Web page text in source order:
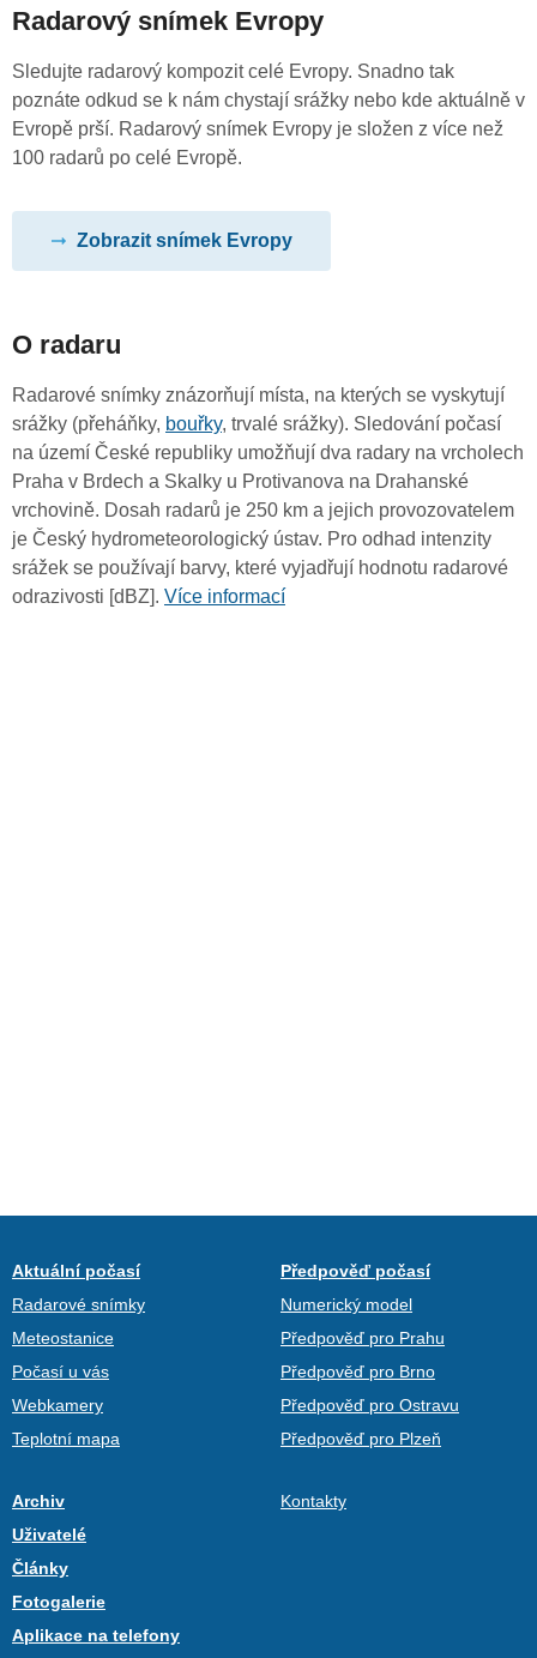
Radarový snímek Evropy
Sledujte radarový kompozit celé Evropy. Snadno tak
poznáte odkud se k nám chystají srážky nebo kde aktuálně v
Evropě prší. Radarový snímek Evropy je složen z více než
100 radarů po celé Evropě.
Zobrazit snímek Evropy
O radaru
Radarové snímky znázorňují místa, na kterých se vyskytují
srážky (přeháňky, bouřky, trvalé srážky). Sledování počasí
na území České republiky umožňují dva radary na vrcholech
Praha v Brdech a Skalky u Protivanova na Drahanské
vrchovině. Dosah radarů je 250 km a jejich provozovatelem
je Český hydrometeorologický ústav. Pro odhad intenzity
srážek se používají barvy, které vyjadřují hodnotu radarové
odrazivosti [dBZ]. Více informací
Aktuální počasí
Radarové snímky
Meteostanice
Počasí u vás
Webkamery
Teplotní mapa
Předpověď počasí
Numerický model
Předpověď pro Prahu
Předpověď pro Brno
Předpověď pro Ostravu
Předpověď pro Plzeň
Archiv
Uživatelé
Články
Fotogalerie
Aplikace na telefony
Kontakty